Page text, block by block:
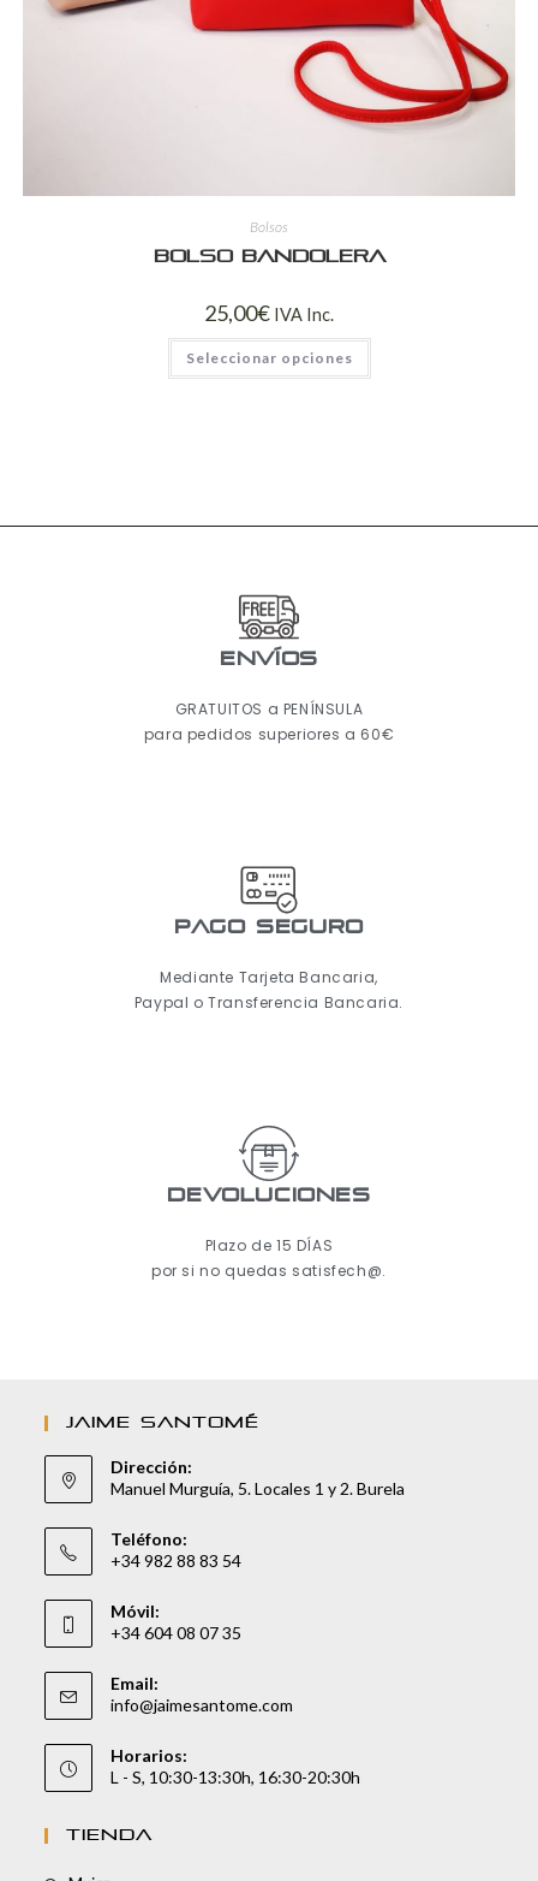
Bolsos
Bolso bandolera
25,00€ IVA Inc.
Seleccionar opciones
ENVÍOS
GRATUITOS a PENÍNSULA
para pedidos superiores a 60€
pago seguro
Mediante Tarjeta Bancaria,
Paypal o Transferencia Bancaria.
Devoluciones
Plazo de 15 DÍAS
por si no quedas satisfech@.
JAIME SANTOMÉ
Dirección:
Manuel Murguía, 5. Locales 1 y 2. Burela
Teléfono:
+34 982 88 83 54
Móvil:
+34 604 08 07 35
Email:
info@jaimesantome.com
Horarios:
L - S, 10:30-13:30h, 16:30-20:30h
TIENDA